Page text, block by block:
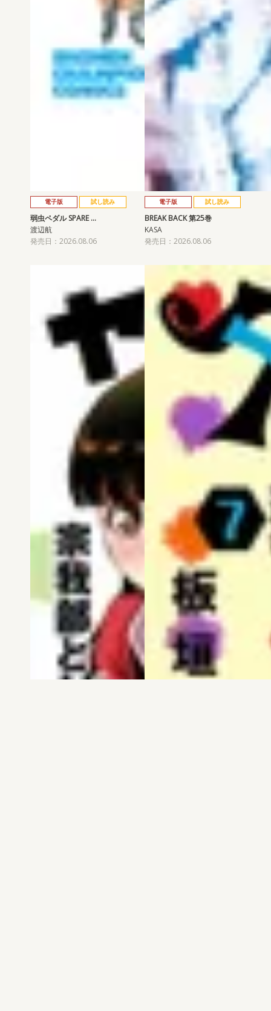
電子版 試し読み
弱虫ペダル SPARE …
渡辺航
発売日：2026.08.06
電子版 試し読み
BREAK BACK 第25巻
KASA
発売日：2026.08.06